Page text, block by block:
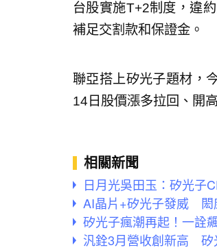
台股實施T+2制度，違
補足交割款和保證金。
聯亞搭上矽光子題材，
14日股價漲多拉回、開
相關新聞
日月光吳田玉：矽光子
AI晶片+矽光子發威 閎
矽光子瘋潮再起！一詮
汎銓3月營收創新高